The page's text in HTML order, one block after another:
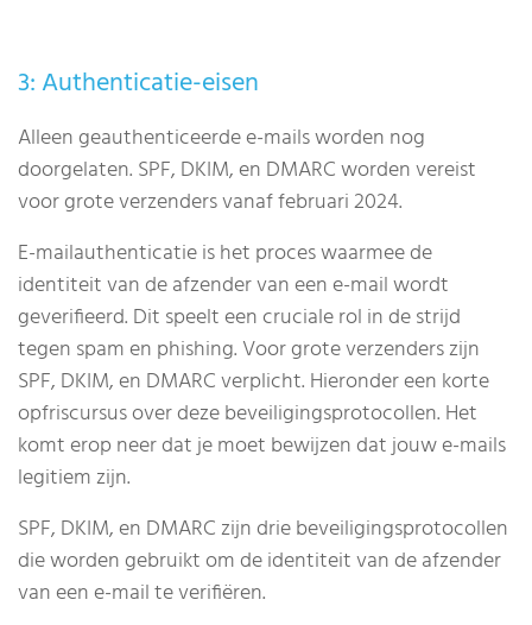
3: Authenticatie-eisen
Alleen geauthenticeerde e-mails worden nog
doorgelaten. SPF, DKIM, en DMARC worden vereist
voor grote verzenders vanaf februari 2024.
E-mailauthenticatie is het proces waarmee de
identiteit van de afzender van een e-mail wordt
geverifieerd. Dit speelt een cruciale rol in de strijd
tegen spam en phishing. Voor grote verzenders zijn
SPF, DKIM, en DMARC verplicht. Hieronder een korte
opfriscursus over deze beveiligingsprotocollen. Het
komt erop neer dat je moet bewijzen dat jouw e-mails
legitiem zijn.
SPF, DKIM, en DMARC zijn drie beveiligingsprotocollen
die worden gebruikt om de identiteit van de afzender
van een e-mail te verifiëren.